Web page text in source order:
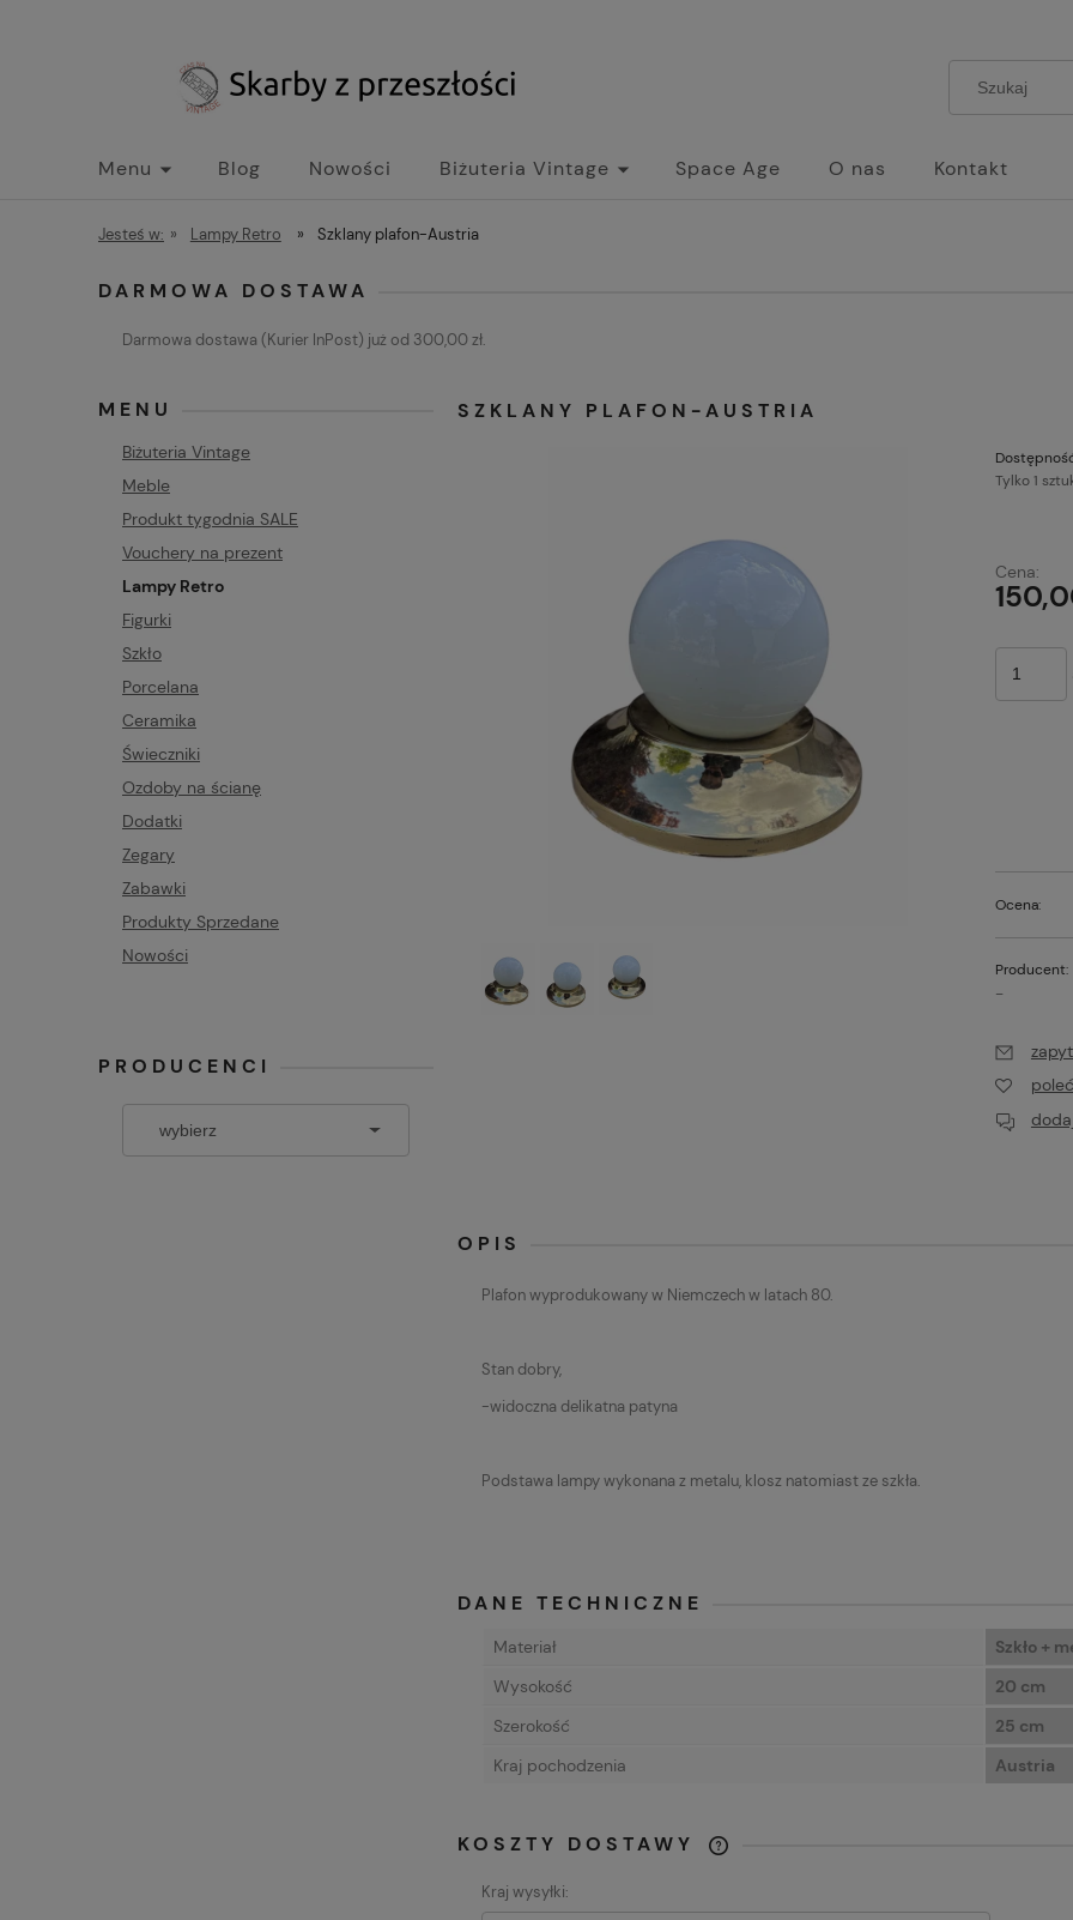
Menu Blog Nowości Biżuteria Vintage Space Age O nas Kontakt
Jesteś w: » Lampy Retro » Szklany plafon-Austria
DARMOWA DOSTAWA
Darmowa dostawa (Kurier InPost) już od 300,00 zł.
MENU
Biżuteria Vintage
Meble
Produkt tygodnia SALE
Vouchery na prezent
Lampy Retro
Figurki
Szkło
Porcelana
Ceramika
Świeczniki
Ozdoby na ścianę
Dodatki
Zegary
Zabawki
Produkty Sprzedane
Nowości
PRODUCENCI
SZKLANY PLAFON-AUSTRIA
Tylko 1
Cena:
Ocena:
Producent:
-
OPIS
Plafon wyprodukowany w Niemczech w latach 80.
Stan dobry,
-widoczna delikatna patyna
Podstawa lampy wykonana z metalu, klosz natomiast ze szkła.
DANE TECHNICZNE
Materiał
Szkło +
Wysokość
20 cm
Szerokość
25 cm
Kraj pochodzenia
Austria
KOSZTY DOSTAWY
Kraj wysyłki: